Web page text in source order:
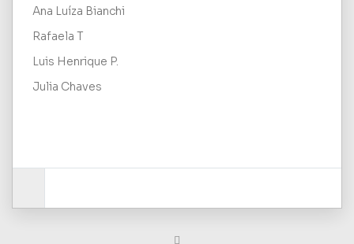
Ana Luíza Bianchi
Rafaela T
Luis Henrique P.
Julia Chaves